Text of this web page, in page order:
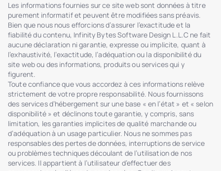
Les informations fournies sur ce site web sont données à titre
purement informatif et peuvent être modifiées sans préavis.
Bien que nous nous efforcions d’assurer l’exactitude et la
fiabilité du contenu, Infinity Bytes Software Design L.L.C ne fait
aucune déclaration ni garantie, expresse ou implicite, quant à
l’exhaustivité, l’exactitude, l’adéquation ou la disponibilité du
site web ou des informations, produits ou services qui y
figurent.
Toute confiance que vous accordez à ces informations relève
strictement de votre propre responsabilité. Nous fournissons
des services d’hébergement sur une base « en l’état » et « selon
disponibilité » et déclinons toute garantie, y compris, sans
limitation, les garanties implicites de qualité marchande ou
d’adéquation à un usage particulier. Nous ne sommes pas
responsables des pertes de données, interruptions de service
ou problèmes techniques découlant de l’utilisation de nos
services. Il appartient à l’utilisateur d’effectuer des